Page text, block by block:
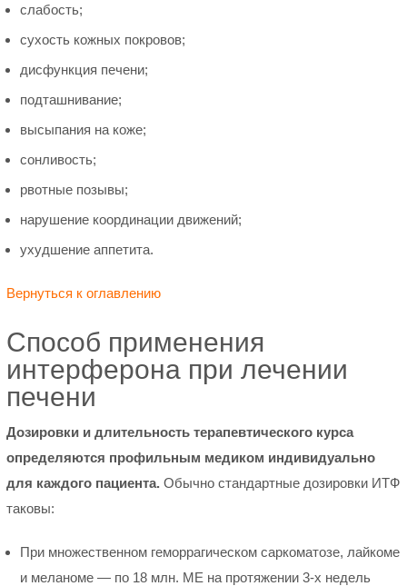
слабость;
сухость кожных покровов;
дисфункция печени;
подташнивание;
высыпания на коже;
сонливость;
рвотные позывы;
нарушение координации движений;
ухудшение аппетита.
Вернуться к оглавлению
Способ применения
интерферона при лечении
печени
Дозировки и длительность терапевтического курса
определяются профильным медиком индивидуально
для каждого пациента. Обычно стандартные дозировки ИТФ
таковы:
При множественном геморрагическом саркоматозе, лайкоме
и меланоме — по 18 млн. МЕ на протяжении 3-х недель